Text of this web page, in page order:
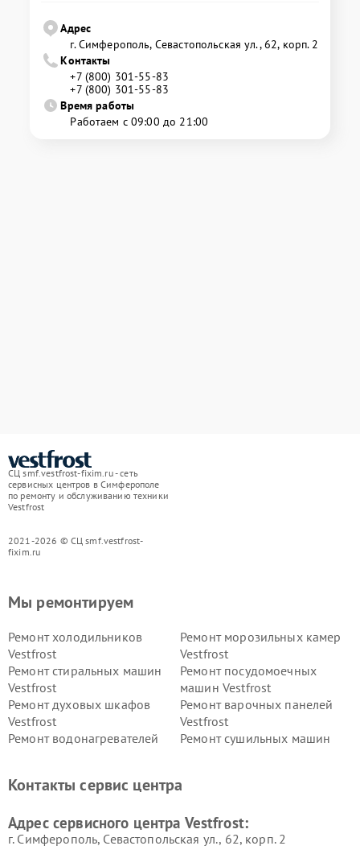
Адрес
г. Симферополь, Севастопольская ул., 62, корп. 2
Контакты
+7 (800) 301-55-83
+7 (800) 301-55-83
Время работы
Работаем с 09:00 до 21:00
СЦ smf.vestfrost-fixim.ru - сеть
сервисных центров в Симферополе
по ремонту и обслуживанию техники
Vestfrost
2021-2026 © СЦ smf.vestfrost-
fixim.ru
Мы ремонтируем
Ремонт холодильников
Vestfrost
Ремонт морозильных камер
Vestfrost
Ремонт стиральных машин
Vestfrost
Ремонт посудомоечных
машин Vestfrost
Ремонт духовых шкафов
Vestfrost
Ремонт варочных панелей
Vestfrost
Ремонт водонагревателей
Ремонт сушильных машин
Vestfrost
Контакты сервис центра
Адрес сервисного центра Vestfrost:
г. Симферополь, Севастопольская ул., 62, корп. 2